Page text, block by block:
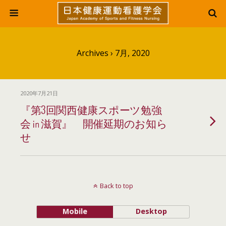
Archives › 7月, 2020
2020年7月21日
『第3回関西健康スポーツ勉強
会㏌滋賀』 開催延期のお知ら
せ
Back to top
Mobile Desktop